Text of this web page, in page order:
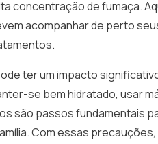
concentração de fumaça.
acompanhar de perto
ter um impacto
se bem hidratado, usar
são passos fundamentais
Com essas